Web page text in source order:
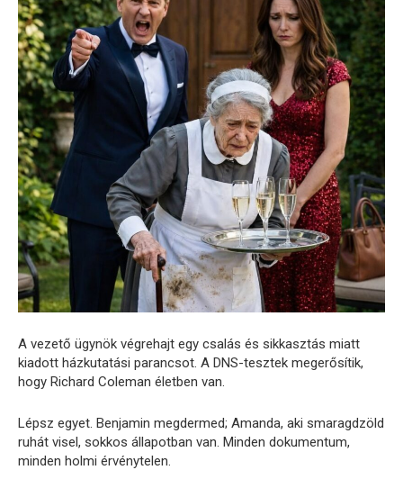
A vezető ügynök végrehajt egy csalás és sikkasztás miatt
kiadott házkutatási parancsot. A DNS-tesztek megerősítik,
hogy Richard Coleman életben van.
Lépsz egyet. Benjamin megdermed; Amanda, aki smaragdzöld
ruhát visel, sokkos állapotban van. Minden dokumentum,
minden holmi érvénytelen.